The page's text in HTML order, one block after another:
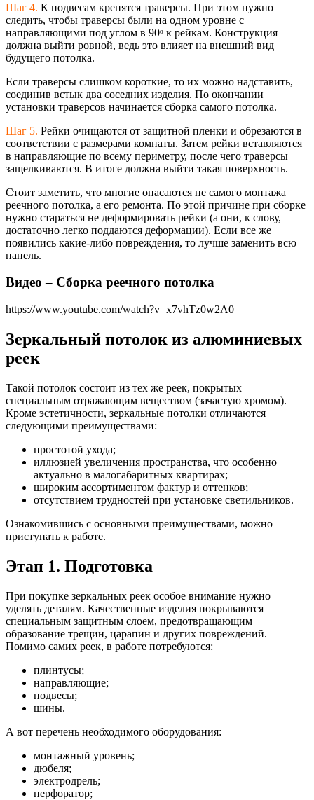
Шаг 4. К подвесам крепятся траверсы. При этом нужно
следить, чтобы траверсы были на одном уровне с
направляющими под углом в 90ᵒ к рейкам. Конструкция
должна выйти ровной, ведь это влияет на внешний вид
будущего потолка.
Если траверсы слишком короткие, то их можно надставить,
соединив встык два соседних изделия. По окончании
установки траверсов начинается сборка самого потолка.
Шаг 5. Рейки очищаются от защитной пленки и обрезаются в
соответствии с размерами комнаты. Затем рейки вставляются
в направляющие по всему периметру, после чего траверсы
защелкиваются. В итоге должна выйти такая поверхность.
Стоит заметить, что многие опасаются не самого монтажа
реечного потолка, а его ремонта. По этой причине при сборке
нужно стараться не деформировать рейки (а они, к слову,
достаточно легко поддаются деформации). Если все же
появились какие-либо повреждения, то лучше заменить всю
панель.
Видео – Сборка реечного потолка
https://www.youtube.com/watch?v=x7vhTz0w2A0
Зеркальный потолок из алюминиевых
реек
Такой потолок состоит из тех же реек, покрытых
специальным отражающим веществом (зачастую хромом).
Кроме эстетичности, зеркальные потолки отличаются
следующими преимуществами:
простотой ухода;
иллюзией увеличения пространства, что особенно
актуально в малогабаритных квартирах;
широким ассортиментом фактур и оттенков;
отсутствием трудностей при установке светильников.
Ознакомившись с основными преимуществами, можно
приступать к работе.
Этап 1. Подготовка
При покупке зеркальных реек особое внимание нужно
уделять деталям. Качественные изделия покрываются
специальным защитным слоем, предотвращающим
образование трещин, царапин и других повреждений.
Помимо самих реек, в работе потребуются:
плинтусы;
направляющие;
подвесы;
шины.
А вот перечень необходимого оборудования:
монтажный уровень;
дюбеля;
электродрель;
перфоратор;